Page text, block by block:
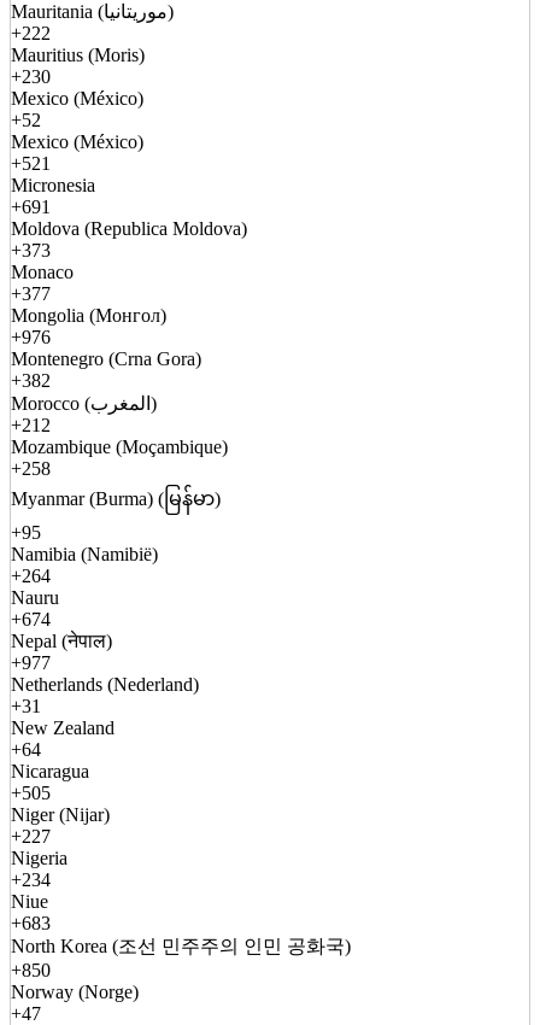
Mauritania (موريتانيا)
+222
Mauritius (Moris)
+230
Mexico (México)
+52
Mexico (México)
+521
Micronesia
+691
Moldova (Republica Moldova)
+373
Monaco
+377
Mongolia (Монгол)
+976
Montenegro (Crna Gora)
+382
Morocco (المغرب)
+212
Mozambique (Moçambique)
+258
Myanmar (Burma) (မြန်မာ)
+95
Namibia (Namibië)
+264
Nauru
+674
Nepal (नेपाल)
+977
Netherlands (Nederland)
+31
New Zealand
+64
Nicaragua
+505
Niger (Nijar)
+227
Nigeria
+234
Niue
+683
North Korea (조선 민주주의 인민 공화국)
+850
Norway (Norge)
+47